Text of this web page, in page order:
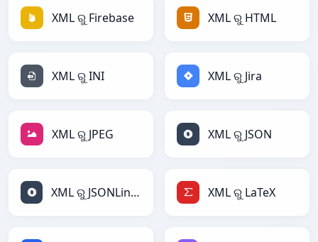
XML ରୁ Firebase XML ରୁ HTML
XML ରୁ INI XML ରୁ Jira
XML ରୁ JPEG XML ରୁ JSON
XML ରୁ JSONLines XML ରୁ LaTeX